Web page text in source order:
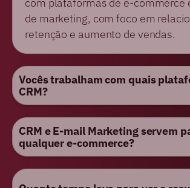
de marketing, com foco em
retenção e aumento de vendas.
Vocês trabalham com quais
CRM?
CRM e E-mail Marketing servem
qualquer e-commerce?